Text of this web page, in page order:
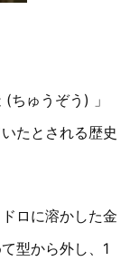
ちゅうぞう) 」
たとされる歴史
ロに溶かした金
型から外し、1